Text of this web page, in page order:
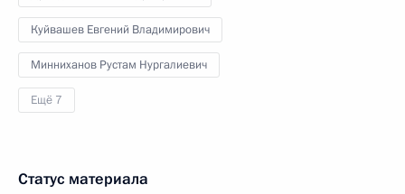
Куйвашев Евгений Владимирович
Минниханов Рустам Нургалиевич
Ещё 7
Статус материала